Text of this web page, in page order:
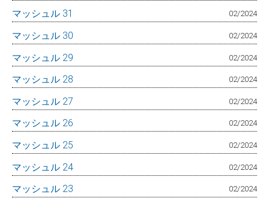
マッシュル 31 02/2024
マッシュル 30 02/2024
マッシュル 29 02/2024
マッシュル 28 02/2024
マッシュル 27 02/2024
マッシュル 26 02/2024
マッシュル 25 02/2024
マッシュル 24 02/2024
マッシュル 23 02/2024